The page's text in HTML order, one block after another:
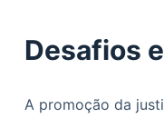
Desafios
A promoção da